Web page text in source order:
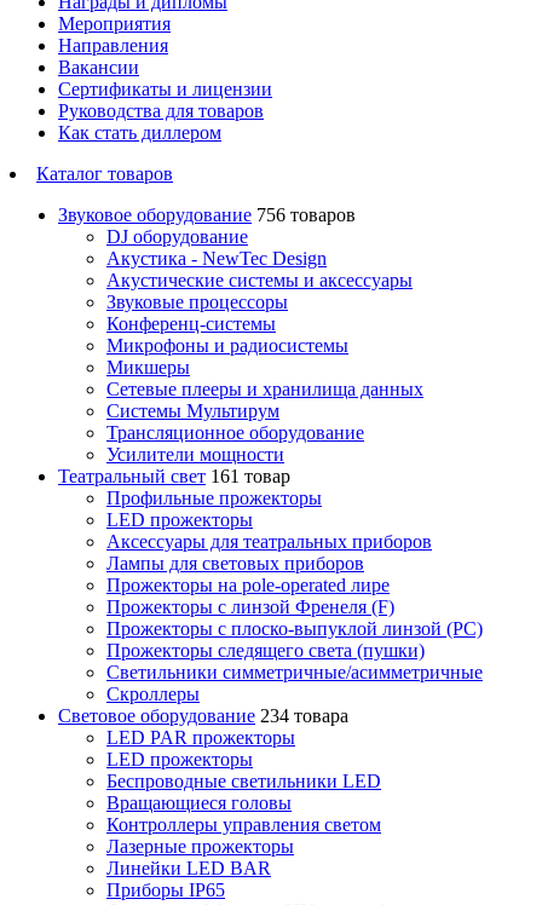
Мероприятия
Направления
Вакансии
Сертификаты и лицензии
Руководства для товаров
Как стать диллером
Каталог товаров
Звуковое оборудование 756 товаров
DJ оборудование
Акустика - NewTec Design
Акустические системы и аксессуары
Звуковые процессоры
Конференц-системы
Микрофоны и радиосистемы
Микшеры
Сетевые плееры и хранилища данных
Системы Мультирум
Трансляционное оборудование
Усилители мощности
Театральный свет 161 товар
Профильные прожекторы
LED прожекторы
Аксессуары для театральных приборов
Лампы для световых приборов
Прожекторы на pole-operated лире
Прожекторы с линзой Френеля (F)
Прожекторы с плоско-выпуклой линзой (PC)
Прожекторы следящего света (пушки)
Светильники симметричные/асимметричные
Скроллеры
Световое оборудование 234 товара
LED PAR прожекторы
LED прожекторы
Беспроводные светильники LED
Вращающиеся головы
Контроллеры управления светом
Лазерные прожекторы
Линейки LED BAR
Приборы IP65